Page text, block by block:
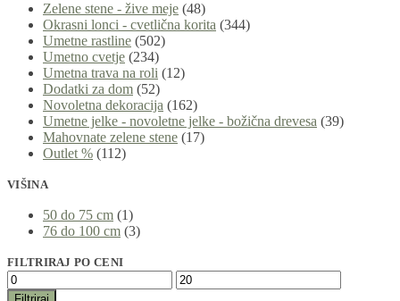
Zelene stene - žive meje (48)
Okrasni lonci - cvetlična korita (344)
Umetne rastline (502)
Umetno cvetje (234)
Umetna trava na roli (12)
Dodatki za dom (52)
Novoletna dekoracija (162)
Umetne jelke - novoletne jelke - božična drevesa (39)
Mahovnate zelene stene (17)
Outlet % (112)
VIŠINA
50 do 75 cm (1)
76 do 100 cm (3)
FILTRIRAJ PO CENI